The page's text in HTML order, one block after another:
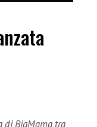
di BigMama tra